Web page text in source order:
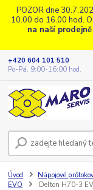
POZOR dne
10.00 do 16.00 hod.
na naší
+420 604 101 510
Po-Pá, 9:00-16:00 hod.
Úvod Nápojové
EVO
Delton H70-3